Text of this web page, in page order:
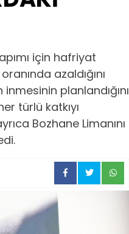
için hafriyat
azaldığını
planlandığını
türlü katkıyı
Bozhane Limanını